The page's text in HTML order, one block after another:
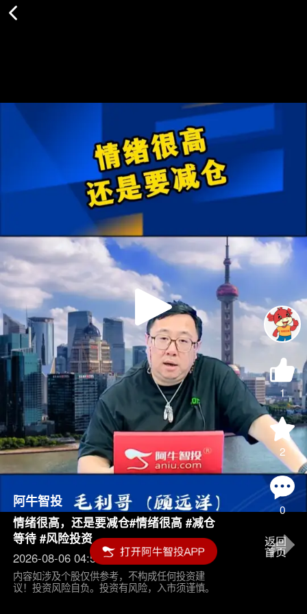
Play
Video
1
2
0
阿牛智投
情绪很高，还是要减仓#情绪很高 #减仓
等待 #风险投资
2026-08-06 04:55
内容如涉及个股仅供参考，不构成任何投资建
议！投资风险自负。投资有风险，入市须谨慎。